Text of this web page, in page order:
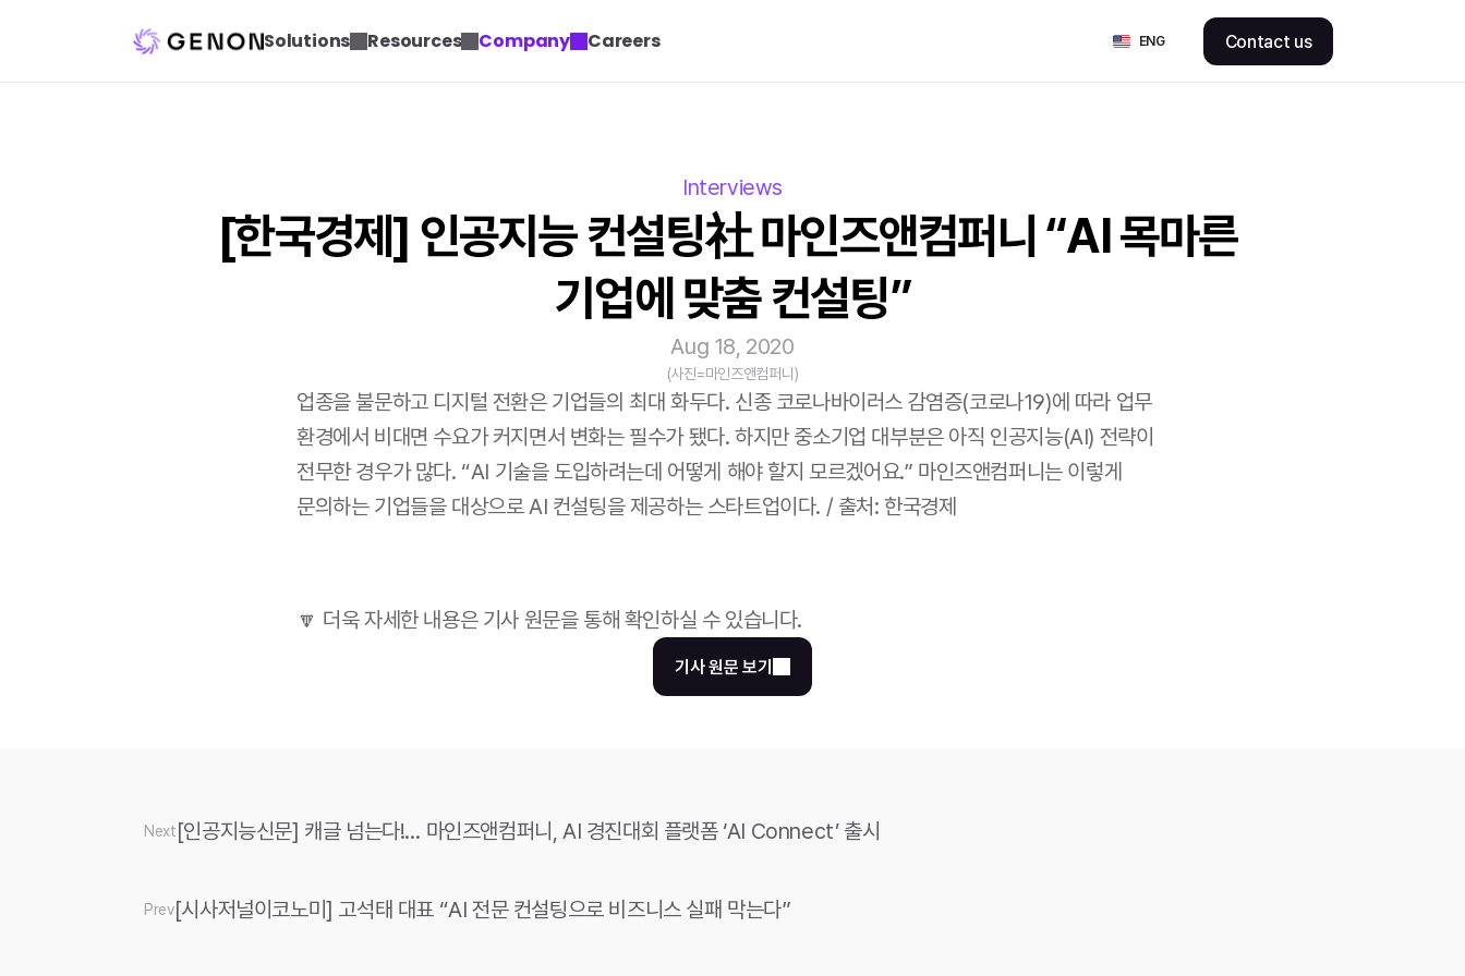
Solutions Resources Company Careers ENG Contact us
Interviews
[한국경제] 인공지능 컨설팅社 마인즈앤컴퍼니 “AI 목마른
기업에 맞춤 컨설팅”
Aug 18, 2020
(사진=마인즈앤컴퍼니)
업종을 불문하고 디지털 전환은 기업들의 최대 화두다. 신종 코로나바이러스 감염증(코로나19)에 따라 업무
환경에서 비대면 수요가 커지면서 변화는 필수가 됐다. 하지만 중소기업 대부분은 아직 인공지능(AI) 전략이
전무한 경우가 많다. “AI 기술을 도입하려는데 어떻게 해야 할지 모르겠어요.” 마인즈앤컴퍼니는 이렇게
문의하는 기업들을 대상으로 AI 컨설팅을 제공하는 스타트업이다. / 출처: 한국경제
🔽 더욱 자세한 내용은 기사 원문을 통해 확인하실 수 있습니다.
기사 원문 보기
Next[인공지능신문] 캐글 넘는다!… 마인즈앤컴퍼니, AI 경진대회 플랫폼 ‘AI Connect’ 출시
Prev[시사저널이코노미] 고석태 대표 “AI 전문 컨설팅으로 비즈니스 실패 막는다”